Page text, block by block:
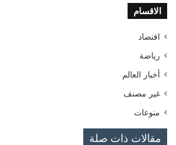
الاقسام
اقتصاد
رياضة
أخبار العالم
غير مصنف
منوعات
مقالات ذات صلة